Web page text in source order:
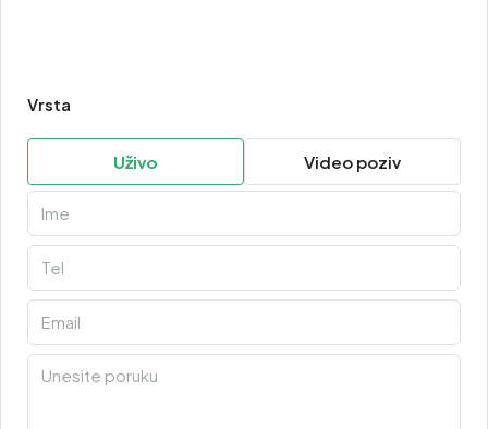
Vrsta
Uživo Video poziv